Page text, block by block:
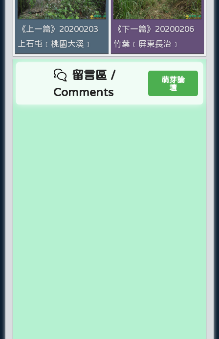
《上一篇》20200203
上石屯﹝桃園大溪﹞
《下一篇》20200206
竹葉﹝屏東長治﹞
留言區 /
Comments
萌芽論
壇